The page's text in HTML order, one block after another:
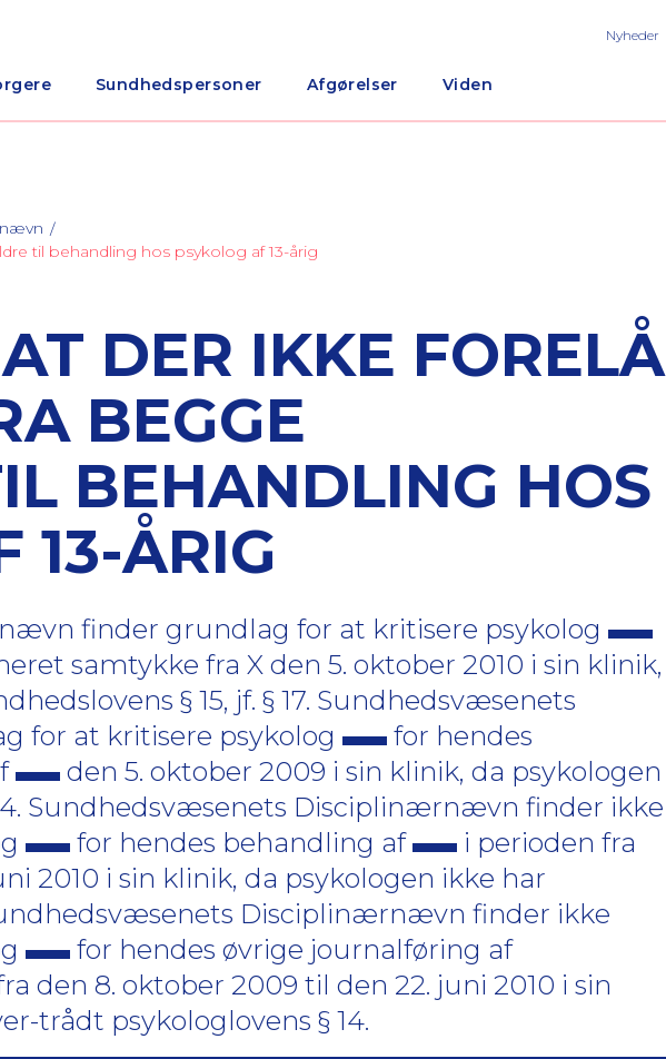
Sundhedspersoner Afgørelser Viden
Nyheder
til behandling hos psykolog af 13-årig
DER IKKE FORELÅ
BEGGE
BEHANDLING HOS
13-ÅRIG
finder grundlag for at kritisere psykolog
samtykke fra X den 5. oktober 2010 i sin klinik,
§ 15, jf. § 17. Sundhedsvæsenets
for at kritisere psykolog
for hendes
den 5. oktober 2009 i sin klinik, da psykologen
Sundhedsvæsenets Disciplinærnævn finder ikke
for hendes behandling af
i perioden fra
2010 i sin klinik, da psykologen ikke har
Disciplinærnævn finder ikke
for hendes øvrige journalføring af
den 8. oktober 2009 til den 22. juni 2010 i sin
trådt psykologlovens § 14.